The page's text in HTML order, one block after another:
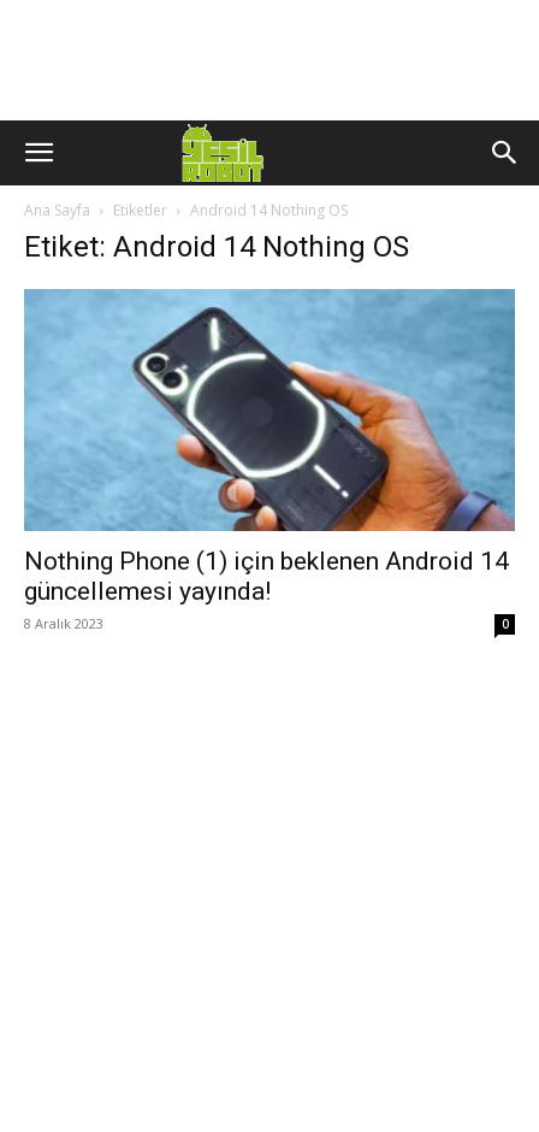
Ana Sayfa Etiketler Android 14 Nothing OS
Etiket: Android 14 Nothing OS
Nothing Phone (1) için beklenen Android 14
güncellemesi yayında!
8 Aralık 2023 0